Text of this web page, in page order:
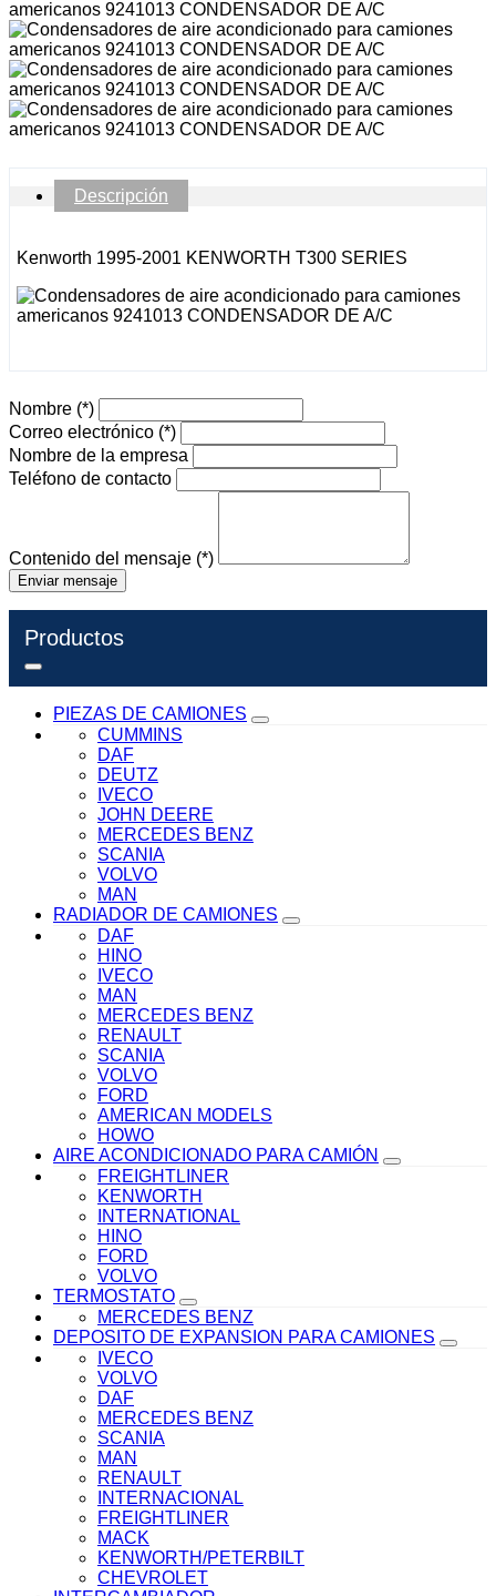
Descripción
Kenworth 1995-2001 KENWORTH T300 SERIES
Nombre (*)
Correo electrónico (*)
Nombre de la empresa
Teléfono de contacto
Contenido del mensaje (*)
Enviar mensaje
Productos
PIEZAS DE CAMIONES
CUMMINS
DAF
DEUTZ
IVECO
JOHN DEERE
MERCEDES BENZ
SCANIA
VOLVO
MAN
RADIADOR DE CAMIONES
DAF
HINO
IVECO
MAN
MERCEDES BENZ
RENAULT
SCANIA
VOLVO
FORD
AMERICAN MODELS
HOWO
AIRE ACONDICIONADO PARA CAMIÓN
FREIGHTLINER
KENWORTH
INTERNATIONAL
HINO
FORD
VOLVO
TERMOSTATO
MERCEDES BENZ
DEPOSITO DE EXPANSION PARA CAMIONES
IVECO
VOLVO
DAF
MERCEDES BENZ
SCANIA
MAN
RENAULT
INTERNACIONAL
FREIGHTLINER
MACK
KENWORTH/PETERBILT
CHEVROLET